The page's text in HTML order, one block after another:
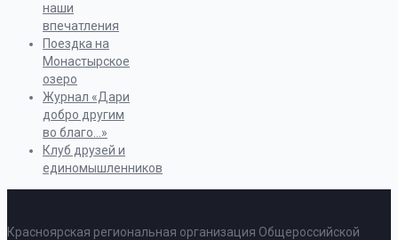
наши
впечатления
Поездка на
Монастырское
озеро
Журнал «Дари
добро другим
во благо…»
Клуб друзей и
единомышленников
Красноярская региональная организация Общероссийской